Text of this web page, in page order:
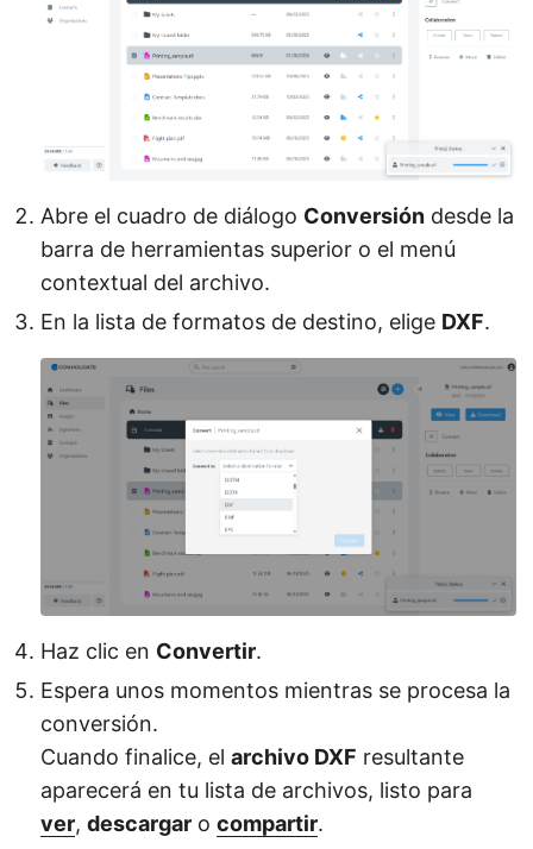
Abre el cuadro de diálogo Conversión desde la
barra de herramientas superior o el menú
contextual del archivo.
En la lista de formatos de destino, elige DXF.
Haz clic en Convertir.
Espera unos momentos mientras se procesa la
conversión.
Cuando finalice, el archivo DXF resultante
aparecerá en tu lista de archivos, listo para
ver, descargar o compartir.